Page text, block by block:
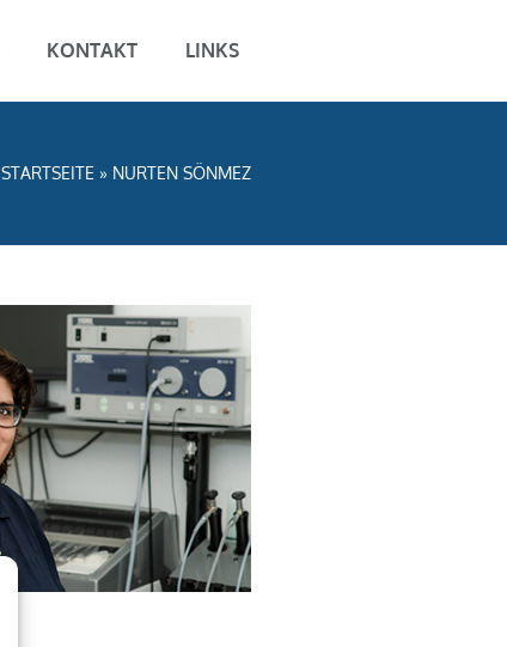
KONTAKT LINKS
STARTSEITE » NURTEN SÖNMEZ